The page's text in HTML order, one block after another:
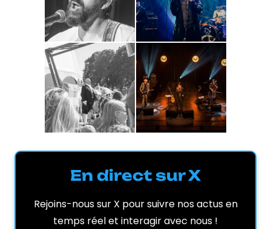
En direct sur X
Rejoins-nous sur X pour suivre nos actus en
temps réel et interagir avec nous !